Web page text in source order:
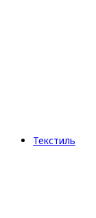
Текстиль